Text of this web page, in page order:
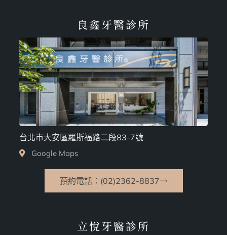
良鑫牙醫診所
台北市大安區羅斯福路二段83-7號
Google Maps
預約電話：(02)2362-8837
立悅牙醫診所